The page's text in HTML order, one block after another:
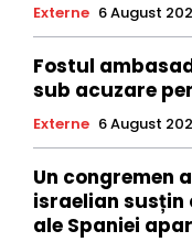
Externe 6 August
Fostul
sub acuzare
Externe 6 August
Un congremen
israelian
ale Spaniei